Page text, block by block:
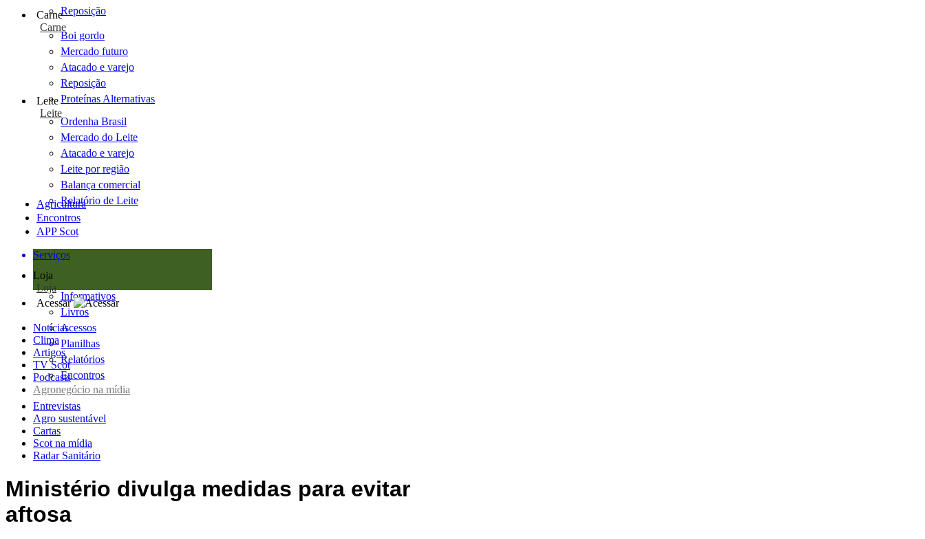
Reposição
Carne
Carne
Boi gordo
Mercado futuro
Atacado e varejo
Reposição
Proteínas Alternativas
Leite
Leite
Ordenha Brasil
Mercado do Leite
Atacado e varejo
Leite por região
Balança comercial
Relatório de Leite
Agricultura
Encontros
APP Scot
Serviços
Loja
Loja
Informativos
Livros
Acessos
Planilhas
Relatórios
Encontros
Acessar
Notícias
Clima
Artigos
TV Scot
Podcasts
Agronegócio na mídia
Entrevistas
Agro sustentável
Cartas
Scot na mídia
Radar Sanitário
Ministério divulga medidas para evitar
aftosa